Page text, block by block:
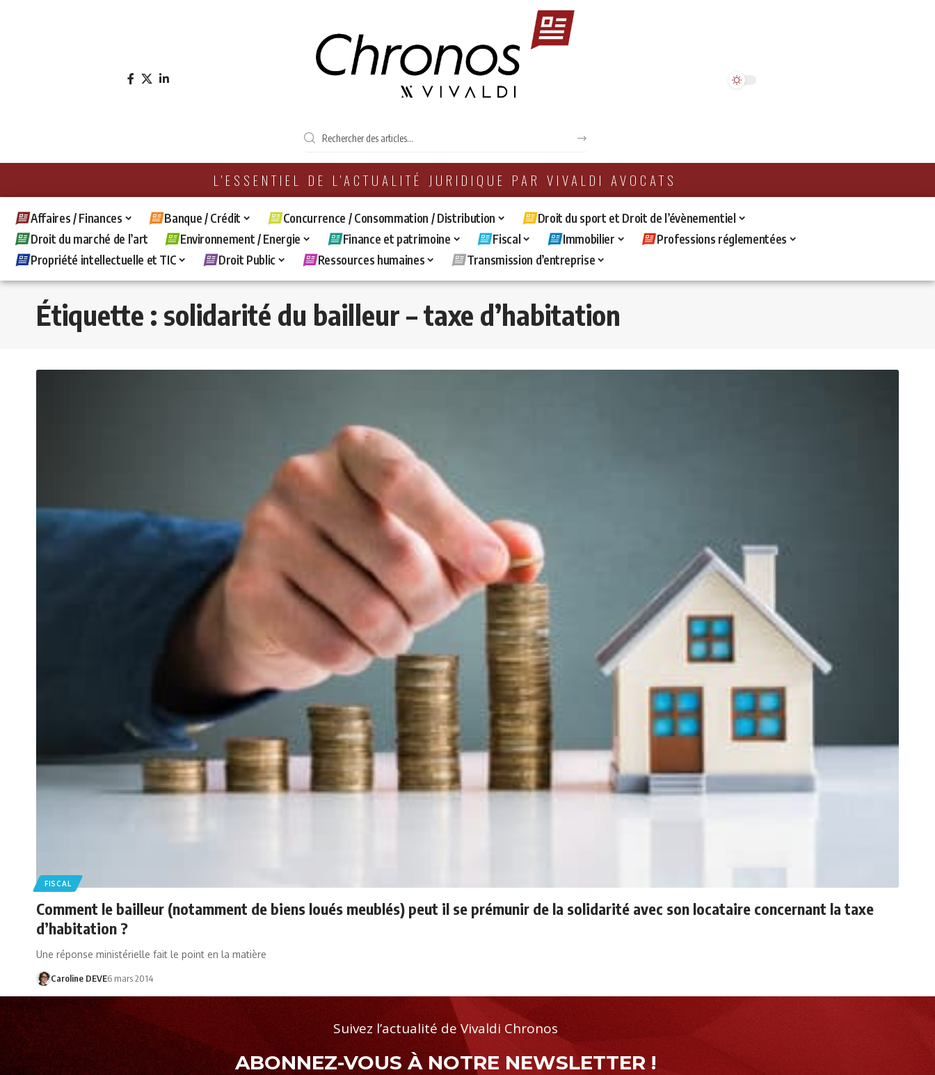
L'ESSENTIEL DE L'ACTUALITÉ JURIDIQUE PAR VIVALDI AVOCATS
Affaires / Finances Banque / Crédit Concurrence / Consommation / Distribution
Droit du sport et Droit de l’évènementiel
Droit du marché de l’art
Environnement / Energie Finance et patrimoine Fiscal Immobilier
Professions réglementées
Propriété intellectuelle et TIC
Droit Public Ressources humaines Transmission d’entreprise
Étiquette : solidarité du bailleur – taxe d’habitation
FISCAL
Comment le bailleur (notamment de biens loués meublés) peut il se prémunir de la solidarité avec son locataire concernant la taxe
d’habitation ?
Une réponse ministérielle fait le point en la matière
Caroline DEVE6 mars 2014
Suivez l’actualité de Vivaldi Chronos
ABONNEZ-VOUS À NOTRE NEWSLETTER !